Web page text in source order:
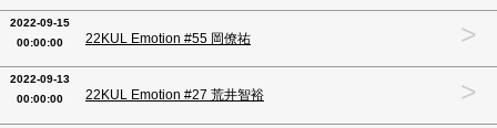
2022-09-15
00:00:00
22KUL Emotion #55 岡僚祐 >
2022-09-13
00:00:00
22KUL Emotion #27 荒井智裕 >